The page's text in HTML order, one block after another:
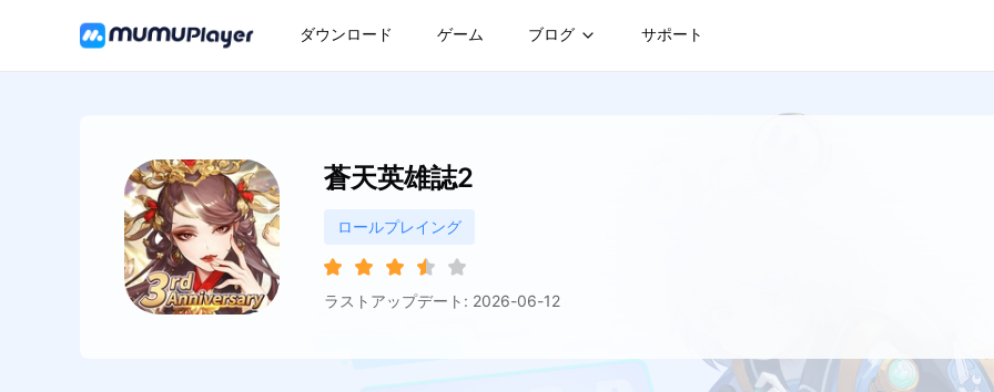
ダウンロード ゲーム ブログ サポート
蒼天英雄誌2
ロールプレイング
ラストアップデート: 2026-06-12